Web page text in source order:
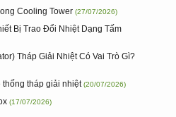
Cooling Tower(27/07/2026)
Bị Trao Đổi Nhiệt Dạng Tấm
Tháp Giải Nhiệt Có Vai Trò Gì?
thống tháp giải nhiệt(20/07/2026)
(17/07/2026)